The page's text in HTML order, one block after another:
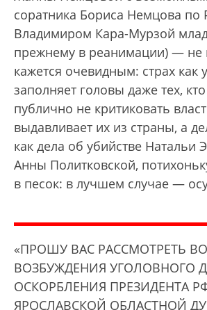
соратника Бориса Немцова
Владимиром Кара-Мурзой
прежнему в реанимации) — не
кажется очевидным: страх как
заполняет головы даже тех,
публично не критиковать
выдавливает их из страны, а
как дела об убийстве Натальи
Анны Политковской,
в песок: в лучшем случае —
«ПРОШУ ВАС РАССМОТРЕТЬ
ВОЗБУЖДЕНИЯ УГОЛОВНОГО
ОСКОРБЛЕНИЯ ПРЕЗИДЕНТА
ЯРОСЛАВСКОЙ ОБЛАСТНОЙ